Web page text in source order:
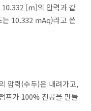
[m]의 압력과 같
10.332 mAq)라고 쓴
압력(수두)은 내려가고,
프가 100% 진공을 만들